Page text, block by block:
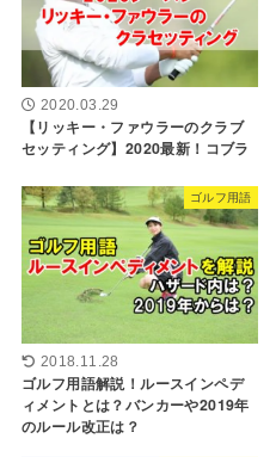
2020.03.29
【リッキー・ファウラーのクラブ
セッティング】2020最新！コブラ
ゴルフ用語
2018.11.28
ゴルフ用語解説！ルースインペデ
ィメントとは？バンカーや2019年
のルール改正は？